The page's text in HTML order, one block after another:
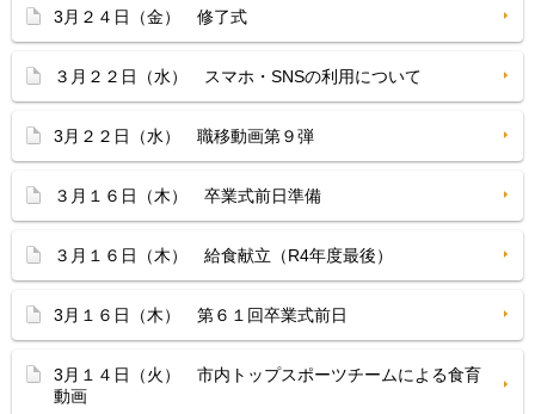
3月２４日（金） 修了式
３月２２日（水） スマホ・SNSの利用について
3月２２日（水） 職移動画第９弾
３月１６日（木） 卒業式前日準備
３月１６日（木） 給食献立（R4年度最後）
3月１６日（木） 第６１回卒業式前日
3月１４日（火） 市内トップスポーツチームによる食育
動画